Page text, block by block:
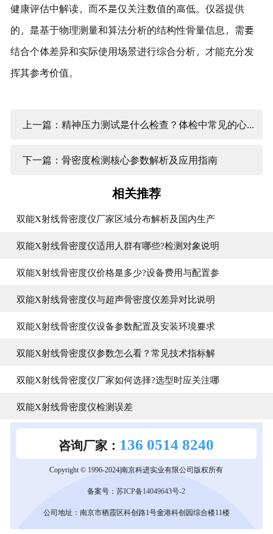
健康评估中解读，而不是仅关注数值的高低。仪器提供
的，是基于物理测量和算法分析的结构性骨量信息，需要
结合个体差异和实际使用场景进行综合分析，才能充分发
挥其参考价值。
上一篇：精神压力测试是什么检查？体检中常见的心理状态评估方式说明
下一篇：骨密度检测核心参数解析及应用指南
相关推荐
双能X射线骨密度仪厂家区域分布解析及国内生产
双能X射线骨密度仪适用人群有哪些?检测对象说明
双能X射线骨密度仪价格是多少?设备费用与配置参
双能X射线骨密度仪与超声骨密度仪差异对比说明
双能X射线骨密度仪设备参数配置及安装环境要求
双能X射线骨密度仪参数怎么看？常见技术指标解
双能X射线骨密度仪厂家如何选择?选型时应关注哪
双能X射线骨密度仪检测误差
咨询厂家： 136 0514 8240
Copyright © 1996-2024|南京科进实业有限公司版权所有
备案号：苏ICP备14049643号-2
公司地址：南京市栖霞区科创路1号金港科创园综合楼11楼